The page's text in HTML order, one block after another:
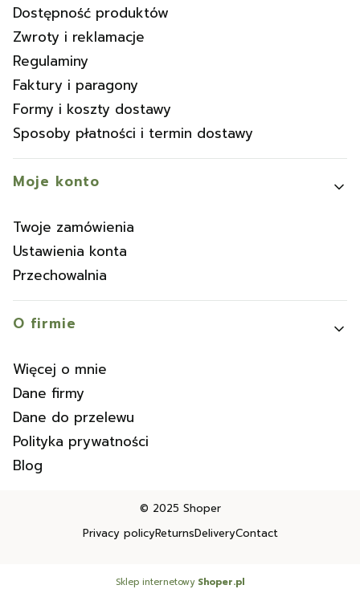
Dostępność produktów
Zwroty i reklamacje
Regulaminy
Faktury i paragony
Formy i koszty dostawy
Sposoby płatności i termin dostawy
Moje konto
Twoje zamówienia
Ustawienia konta
Przechowalnia
O firmie
Więcej o mnie
Dane firmy
Dane do przelewu
Polityka prywatności
Blog
© 2025 Shoper
Privacy policyReturnsDeliveryContact
Sklep internetowy Shoper.pl